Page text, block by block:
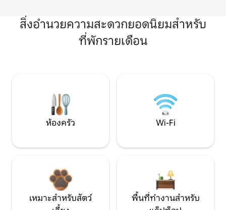
สิ่งอำนวยความสะดวกยอดนิยมสำหรับ
ที่พักรายเดือน
ห้องครัว Wi-Fi
เหมาะสำหรับสัตว์
พื้นที่ทำงานสำหรับ